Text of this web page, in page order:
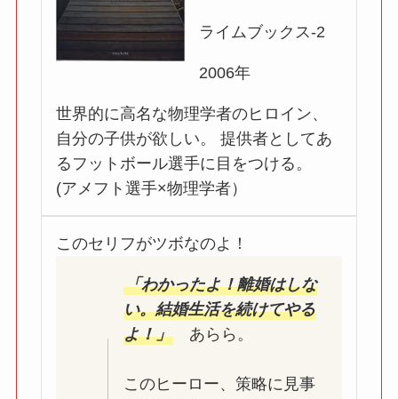
ライムブックス-2
2006年
世界的に高名な物理学者のヒロイン、
自分の子供が欲しい。 提供者としてあ
るフットボール選手に目をつける。
(アメフト選手×物理学者）
このセリフがツボなのよ！
「わかったよ！離婚はしな
い。結婚生活を続けてやる
よ！」 あらら。
このヒーロー、策略に見事